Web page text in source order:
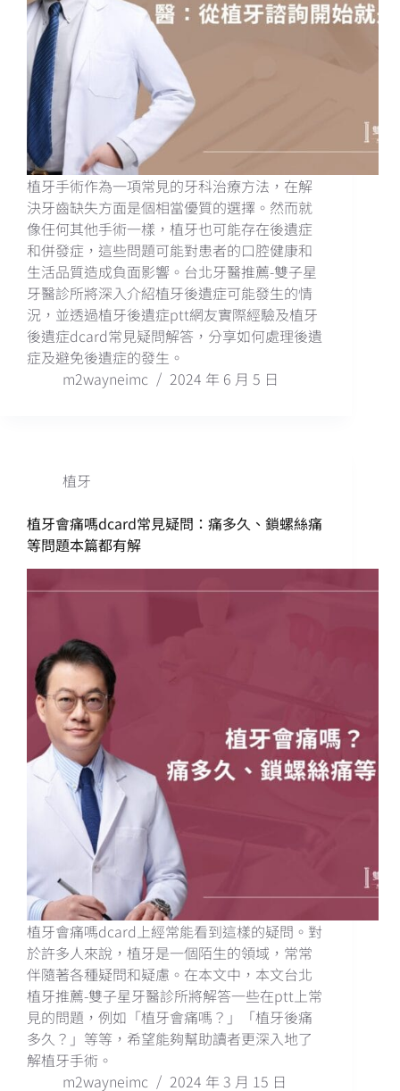
植牙手術作為一項常見的牙科治療方法，在解
決牙齒缺失方面是個相當優質的選擇。然而就
像任何其他手術一樣，植牙也可能存在後遺症
和併發症，這些問題可能對患者的口腔健康和
生活品質造成負面影響。台北牙醫推薦-雙子星
牙醫診所將深入介紹植牙後遺症可能發生的情
況，並透過植牙後遺症ptt網友實際經驗及植牙
後遺症dcard常見疑問解答，分享如何處理後遺
症及避免後遺症的發生。
m2wayneimc
2024 年 6 月 5 日
植牙
植牙會痛嗎dcard常見疑問：痛多久、鎖螺絲痛
等問題本篇都有解
植牙會痛嗎dcard上經常能看到這樣的疑問。對
於許多人來說，植牙是一個陌生的領域，常常
伴隨著各種疑問和疑慮。在本文中，本文台北
植牙推薦-雙子星牙醫診所將解答一些在ptt上常
見的問題，例如「植牙會痛嗎？」「植牙後痛
多久？」等等，希望能夠幫助讀者更深入地了
解植牙手術。
m2wayneimc
2024 年 3 月 15 日